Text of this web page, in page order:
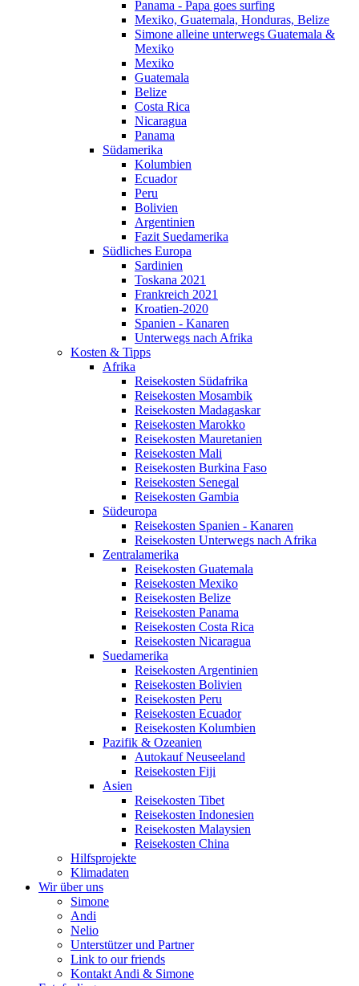
Panama - Papa goes surfing
Mexiko, Guatemala, Honduras, Belize
Simone alleine unterwegs Guatemala &
Mexiko
Mexiko
Guatemala
Belize
Costa Rica
Nicaragua
Panama
Südamerika
Kolumbien
Ecuador
Peru
Bolivien
Argentinien
Fazit Suedamerika
Südliches Europa
Sardinien
Toskana 2021
Frankreich 2021
Kroatien-2020
Spanien - Kanaren
Unterwegs nach Afrika
Kosten & Tipps
Afrika
Reisekosten Südafrika
Reisekosten Mosambik
Reisekosten Madagaskar
Reisekosten Marokko
Reisekosten Mauretanien
Reisekosten Mali
Reisekosten Burkina Faso
Reisekosten Senegal
Reisekosten Gambia
Südeuropa
Reisekosten Spanien - Kanaren
Reisekosten Unterwegs nach Afrika
Zentralamerika
Reisekosten Guatemala
Reisekosten Mexiko
Reisekosten Belize
Reisekosten Panama
Reisekosten Costa Rica
Reisekosten Nicaragua
Suedamerika
Reisekosten Argentinien
Reisekosten Bolivien
Reisekosten Peru
Reisekosten Ecuador
Reisekosten Kolumbien
Pazifik & Ozeanien
Autokauf Neuseeland
Reisekosten Fiji
Asien
Reisekosten Tibet
Reisekosten Indonesien
Reisekosten Malaysien
Reisekosten China
Hilfsprojekte
Klimadaten
Wir über uns
Simone
Andi
Nelio
Unterstützer und Partner
Link to our friends
Kontakt Andi & Simone